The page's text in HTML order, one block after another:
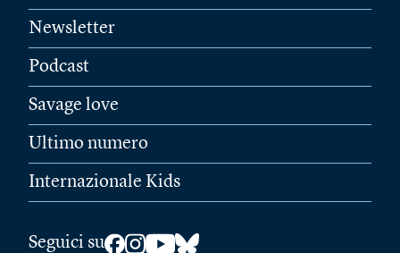
Newsletter
Podcast
Savage love
Ultimo numero
Internazionale Kids
Seguici su